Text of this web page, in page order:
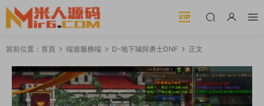
當前位置： 首頁 端遊服務端 D-地下城與勇士DNF 正文